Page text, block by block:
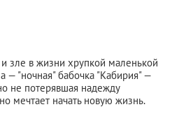
зле в жизни хрупкой маленькой
"ночная" бабочка "Кабирия" —
не потерявшая надежду
мечтает начать новую жизнь.